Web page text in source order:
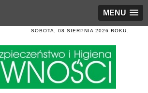
MENU
SOBOTA, 08 SIERPNIA 2026 ROKU.